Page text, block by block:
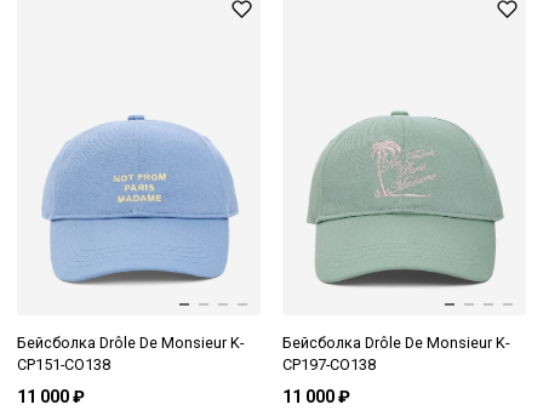
Бейсболка Drôle De Monsieur K-
CP151-CO138
11 000 ₽
Бейсболка Drôle De Monsieur K-
CP197-CO138
11 000 ₽